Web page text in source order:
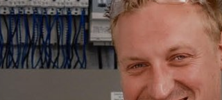
Architektur/Planun
g
Fachhandel
Termine